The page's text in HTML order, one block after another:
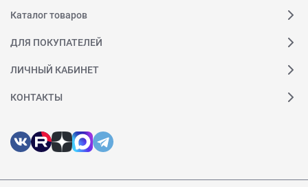
Каталог товаров
ДЛЯ ПОКУПАТЕЛЕЙ
ЛИЧНЫЙ КАБИНЕТ
КОНТАКТЫ